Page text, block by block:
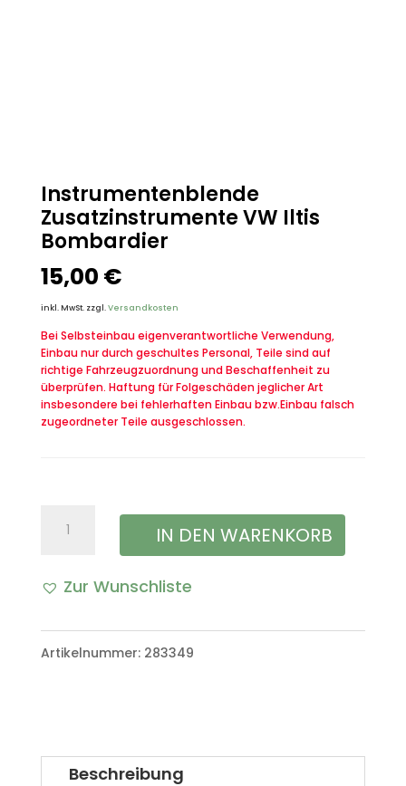
Instrumentenblende
Zusatzinstrumente VW Iltis
Bombardier
15,00 €
inkl. MwSt. zzgl.Versandkosten
Bei Selbsteinbau eigenverantwortliche Verwendung,
Einbau nur durch geschultes Personal, Teile sind auf
richtige Fahrzeugzuordnung und Beschaffenheit zu
überprüfen. Haftung für Folgeschäden jeglicher Art
insbesondere bei fehlerhaften Einbau bzw.Einbau falsch
zugeordneter Teile ausgeschlossen.
Instrumentenblende
Zusatzinstrumente
VW
Bombardier
IN DEN WARENKORB
Zur Wunschliste
Artikelnummer: 283349
Beschreibung